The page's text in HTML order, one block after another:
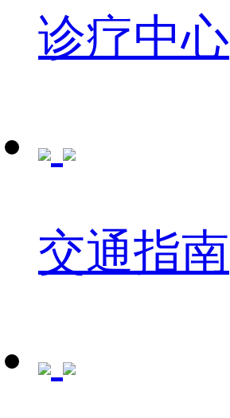
诊疗中心
交通指南